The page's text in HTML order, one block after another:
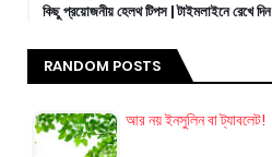
কিছু প্রয়োজনীয় হেলথ টিপস | টাইমলাইনে রেখে দিন
RANDOM POSTS
আর নয় ইনসুলিন বা ট্যাবলেট!